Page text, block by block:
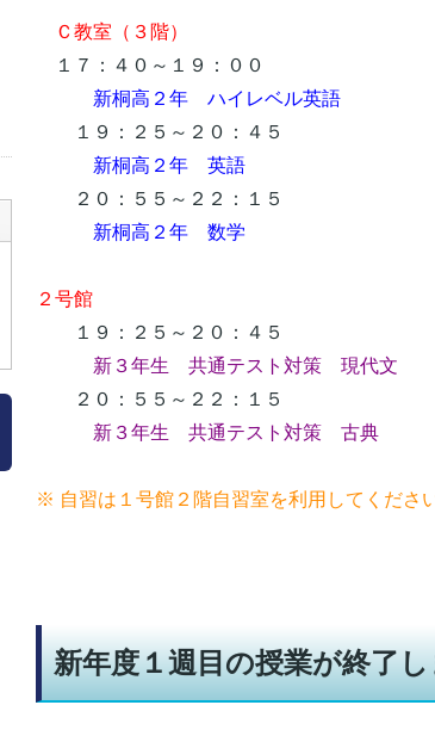
Ｃ教室（３階）
１７：４０～１９：００
新桐高２年 ハイレベル英語
１９：２５～２０：４５
新桐高２年 英語
２０：５５～２２：１５
新桐高２年 数学
２号館
１９：２５～２０：４５
新３年生 共通テスト対策 現代文
２０：５５～２２：１５
新３年生 共通テスト対策 古典
※ 自習は１号館２階自習室を利用してください
新年度１週目の授業が終了